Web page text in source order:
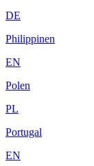
DE
Philippinen
EN
Polen
PL
Portugal
EN